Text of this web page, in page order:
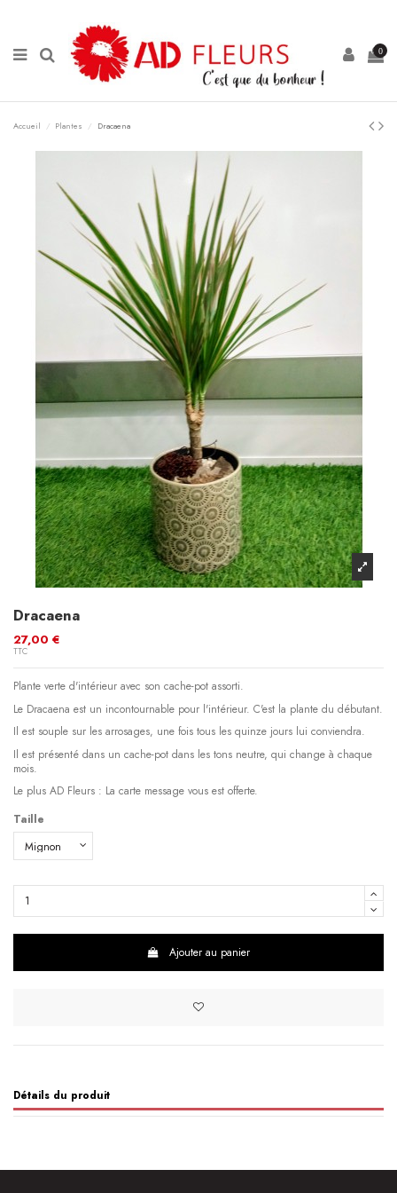
0
Accueil Plantes Dracaena
Dracaena
27,00 €
TTC
Plante verte d'intérieur avec son cache-pot assorti.
Le Dracaena est un incontournable pour l'intérieur. C'est la plante du débutant.
Il est souple sur les arrosages, une fois tous les quinze jours lui conviendra.
Il est présenté dans un cache-pot dans les tons neutre, qui change à chaque
mois.
Le plus AD Fleurs : La carte message vous est offerte.
Taille
Ajouter au panier
Détails du produit